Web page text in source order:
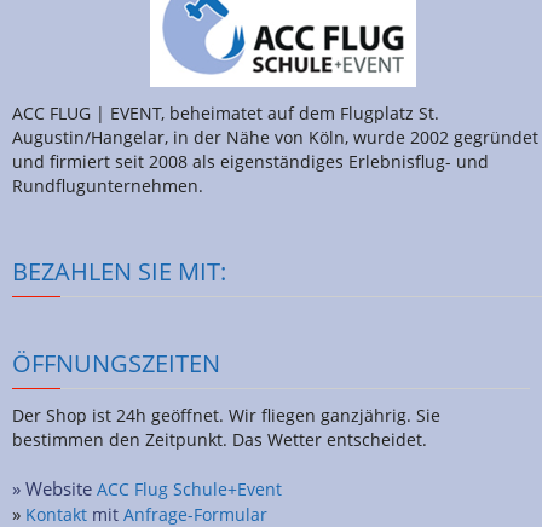
ACC FLUG | EVENT, beheimatet auf dem Flugplatz St.
Augustin/Hangelar, in der Nähe von Köln, wurde 2002 gegründet
und firmiert seit 2008 als eigenständiges Erlebnisflug- und
Rundflugunternehmen.
BEZAHLEN SIE MIT:
ÖFFNUNGSZEITEN
Der Shop ist 24h geöffnet. Wir fliegen ganzjährig. Sie
bestimmen den Zeitpunkt. Das Wetter entscheidet.
» Website ACC Flug Schule+Event
» Kontakt mit Anfrage-Formular